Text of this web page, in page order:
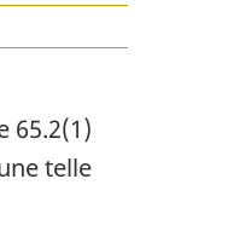
65.2(1)
telle